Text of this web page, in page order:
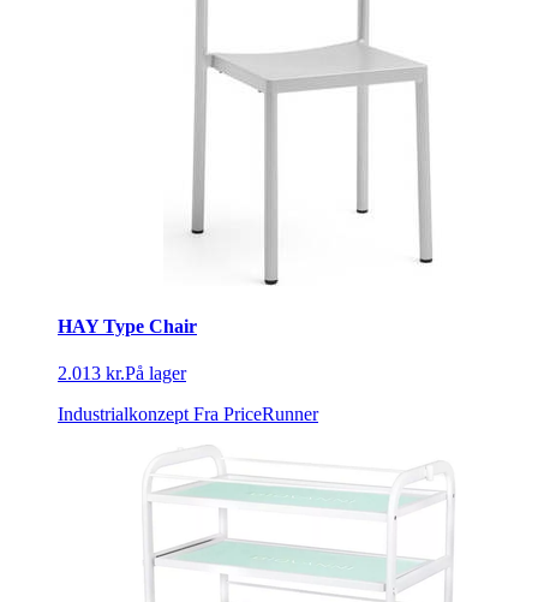
HAY Type Chair
2.013 kr.På lager
Industrialkonzept Fra PriceRunner